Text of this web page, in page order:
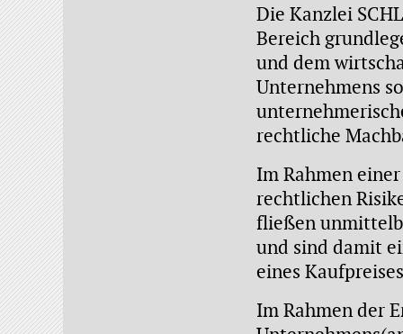
Die Kanzlei
Bereich
und dem
Unternehmens
rechtliche
Im Rahmen
rechtlichen
fließen
und sind damit
eines
Im Rahmen der